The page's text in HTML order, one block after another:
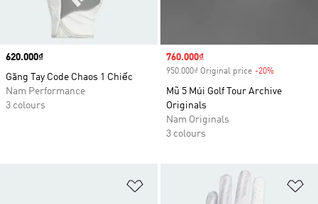
Price
620.000₫
Găng Tay Code Chaos 1 Chiếc
Nam Performance
3 colours
Sale price
760.000₫
950.000₫ Original price -20%
Mũ 5 Múi Golf Tour Archive
Originals
Nam Originals
3 colours
Add to Wishlist